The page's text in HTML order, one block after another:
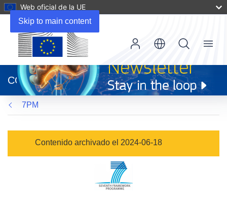
Skip to main content
Web oficial de la UE
abrirá
en
una
nueva
ventana)
CORDIS
Menu
7PM
Contenido archivado el 2024-06-18